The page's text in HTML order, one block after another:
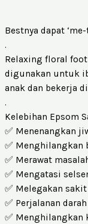
Bestnya dapat
.
Relaxing floral foot
digunakan untuk
anak dan bekerja
.
Kelebihan Epsom
✅ Menenangkan
✅ Menghilangkan
✅ Merawat
✅ Mengatasi
✅ Melegakan
✅ Perjalanan
✅ Menghilangkan